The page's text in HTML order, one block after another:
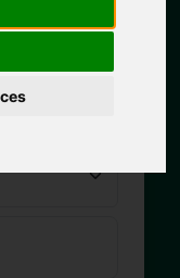
MENU